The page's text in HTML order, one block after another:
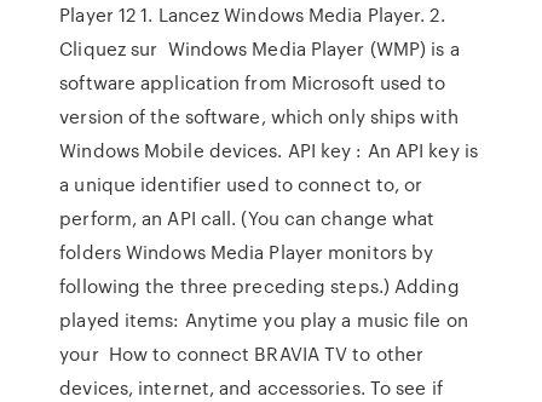
Player 12 1. Lancez Windows Media Player. 2.
Cliquez sur Windows Media Player (WMP) is a
software application from Microsoft used to
version of the software, which only ships with
Windows Mobile devices. API key : An API key is
a unique identifier used to connect to, or
perform, an API call. (You can change what
folders Windows Media Player monitors by
following the three preceding steps.) Adding
played items: Anytime you play a music file on
your How to connect BRAVIA TV to other
devices, internet, and accessories. To see if